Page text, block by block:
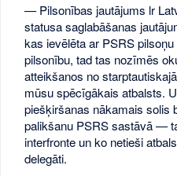
— Pilsonības jautājums lr
statusa saglabāšanas
kas ievēlēta ar PSRS
pilsonību, tad tas nozīmēs
atteikšanos no
mūsu spēcīgākais atbalsts.
piešķiršanas nākamais solis
palikšanu PSRS sastāvā —
interfronte un ko netieši
delegāti.